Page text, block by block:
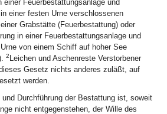
einer Feuerbestattungsanlage und
einer festen Urne verschlossenen
Grabstätte (Feuerbestattung) oder
in einer Feuerbestattungsanlage und
von einem Schiff auf hoher See
2 Leichen und Aschenreste Verstorbener
Gesetz nichts anderes zuläßt, auf
werden.
und Durchführung der Bestattung ist, soweit
nicht entgegenstehen, der Wille des